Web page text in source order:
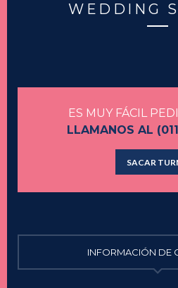
WEDDING
ES MUY FÁCIL
LLAMANOS AL
SACAR
INFORMACIÓN DE